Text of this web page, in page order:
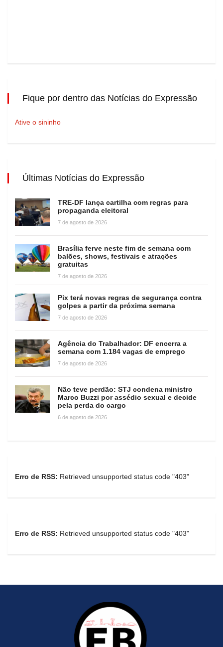
Fique por dentro das Notícias do Expressão
Ative o sininho
Últimas Notícias do Expressão
TRE-DF lança cartilha com regras para
propaganda eleitoral
7 de agosto de 2026
Brasília ferve neste fim de semana com
balões, shows, festivais e atrações
gratuitas
7 de agosto de 2026
Pix terá novas regras de segurança contra
golpes a partir da próxima semana
7 de agosto de 2026
Agência do Trabalhador: DF encerra a
semana com 1.184 vagas de emprego
7 de agosto de 2026
Não teve perdão: STJ condena ministro
Marco Buzzi por assédio sexual e decide
pela perda do cargo
6 de agosto de 2026
Erro de RSS: Retrieved unsupported status code "403"
Erro de RSS: Retrieved unsupported status code "403"